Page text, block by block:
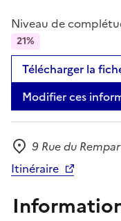
Niveau de
21%
Télécharger la
Modifier ces
Adresse
9 Rue du
Itinéraire